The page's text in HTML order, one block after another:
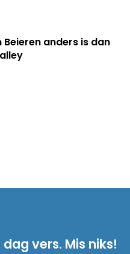
anders is dan
vers. Mis niks!